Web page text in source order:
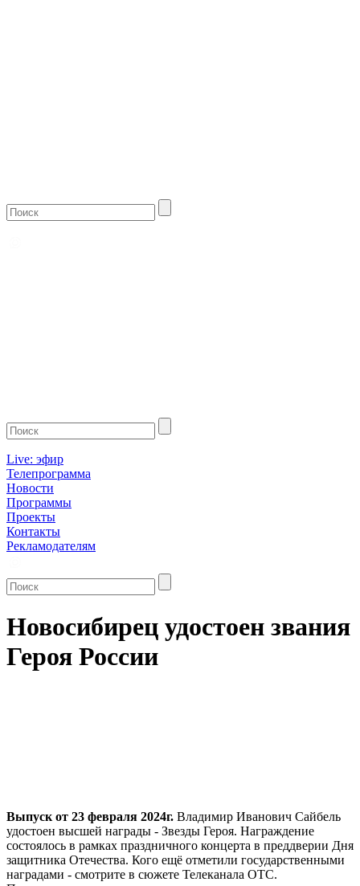
Live: эфир
Телепрограмма
Новости
Программы
Проекты
Контакты
Рекламодателям
Новосибирец удостоен звания
Героя России
Выпуск от 23 февраля 2024г. Владимир Иванович Сайбель
удостоен высшей награды - Звезды Героя. Награждение
состоялось в рамках праздничного концерта в преддверии Дня
защитника Отечества. Кого ещё отметили государственными
наградами - смотрите в сюжете Телеканала ОТС.